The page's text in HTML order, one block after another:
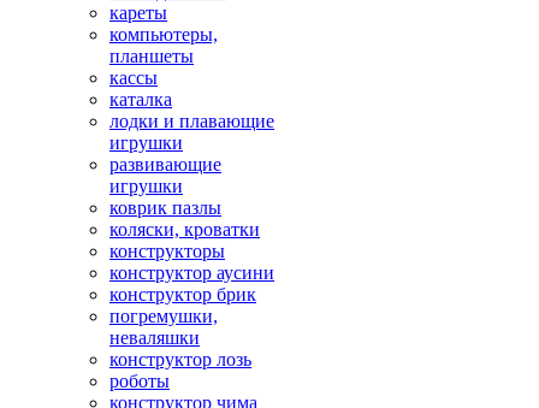
кареты
компьютеры,
планшеты
кассы
каталка
лодки и плавающие
игрушки
развивающие
игрушки
коврик пазлы
коляски, кроватки
конструкторы
конструктор аусини
конструктор брик
погремушки,
неваляшки
конструктор лозь
роботы
конструктор чима